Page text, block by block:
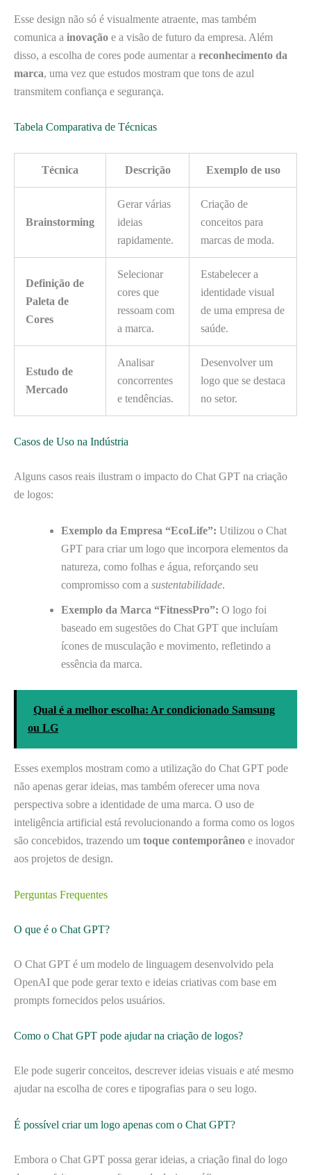
Esse design não só é visualmente atraente, mas também
comunica a inovação e a visão de futuro da empresa. Além
disso, a escolha de cores pode aumentar a reconhecimento da
marca, uma vez que estudos mostram que tons de azul
transmitem confiança e segurança.
Tabela Comparativa de Técnicas
Técnica Descrição Exemplo de uso
Brainstorming
Gerar várias
ideias
rapidamente.
Criação de
conceitos para
marcas de moda.
Definição de
Paleta de
Cores
Selecionar
cores que
ressoam com
a marca.
Estabelecer a
identidade visual
de uma empresa de
saúde.
Estudo de
Mercado
Analisar
concorrentes
e tendências.
Desenvolver um
logo que se destaca
no setor.
Casos de Uso na Indústria
Alguns casos reais ilustram o impacto do Chat GPT na criação
de logos:
Exemplo da Empresa “EcoLife”: Utilizou o Chat
GPT para criar um logo que incorpora elementos da
natureza, como folhas e água, reforçando seu
compromisso com a sustentabilidade.
Exemplo da Marca “FitnessPro”: O logo foi
baseado em sugestões do Chat GPT que incluíam
ícones de musculação e movimento, refletindo a
essência da marca.
Qual é a melhor escolha: Ar condicionado Samsung
ou LG
Esses exemplos mostram como a utilização do Chat GPT pode
não apenas gerar ideias, mas também oferecer uma nova
perspectiva sobre a identidade de uma marca. O uso de
inteligência artificial está revolucionando a forma como os logos
são concebidos, trazendo um toque contemporâneo e inovador
aos projetos de design.
Perguntas Frequentes
O que é o Chat GPT?
O Chat GPT é um modelo de linguagem desenvolvido pela
OpenAI que pode gerar texto e ideias criativas com base em
prompts fornecidos pelos usuários.
Como o Chat GPT pode ajudar na criação de logos?
Ele pode sugerir conceitos, descrever ideias visuais e até mesmo
ajudar na escolha de cores e tipografias para o seu logo.
É possível criar um logo apenas com o Chat GPT?
Embora o Chat GPT possa gerar ideias, a criação final do logo